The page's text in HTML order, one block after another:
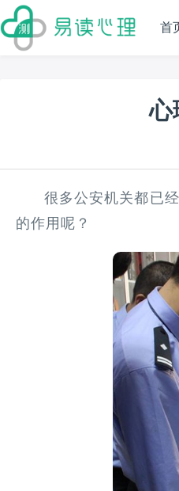
首
心
很多公安机关都已
的作用呢？